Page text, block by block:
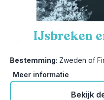
IJsbreken
Bestemming: Zweden of
Meer informatie
Bekijk